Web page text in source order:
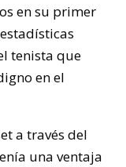
en su primer
tenista que
en el
a través del
una ventaja